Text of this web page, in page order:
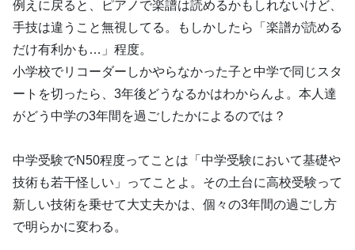
例えに戻ると、ピアノで楽譜は読めるかもしれないけど、
手技は違うこと無視してる。もしかしたら「楽譜が読める
だけ有利かも…」程度。
小学校でリコーダーしかやらなかった子と中学で同じスタ
ートを切ったら、3年後どうなるかはわからんよ。本人達
がどう中学の3年間を過ごしたかによるのでは？
中学受験でN50程度ってことは「中学受験において基礎や
技術も若干怪しい」ってことよ。その土台に高校受験って
新しい技術を乗せて大丈夫かは、個々の3年間の過ごし方
で明らかに変わる。